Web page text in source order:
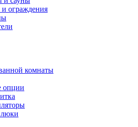
ограждения
комнаты
опции
люки